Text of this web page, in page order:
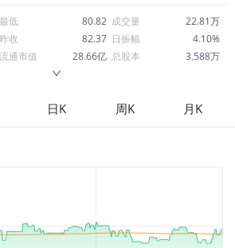
最低 80.82 成交量
22.81万
昨收 82.37 日振幅
4.10%
流通市值 28.66亿 总股本
3,588万
市盈率
56.41
日K 周K 月K